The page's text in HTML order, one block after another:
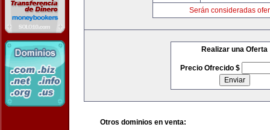
Serán consideradas
Realizar una Oferta
Precio Ofrecido $
Otros dominios en venta: